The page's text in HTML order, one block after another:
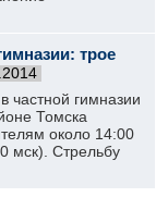
трое
частной гимназии
Томска
около 14:00
мск). Стрельбу